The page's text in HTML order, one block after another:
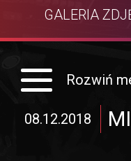
GALERIA
Rozwiń
08.12.2018